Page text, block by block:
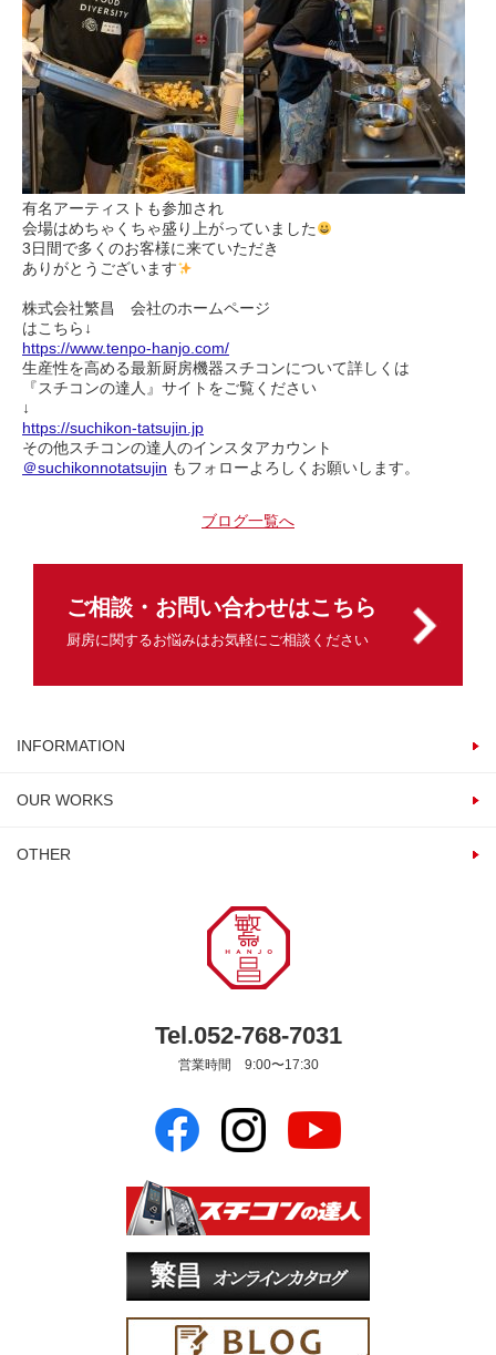
有名アーティストも参加され
会場はめちゃくちゃ盛り上がっていました
3日間で多くのお客様に来ていただき
ありがとうございます
株式会社繁昌 会社のホームページ
はこちら↓
https://www.tenpo-hanjo.com/
生産性を高める最新厨房機器スチコンについて詳しくは
『スチコンの達人』サイトをご覧ください
↓
https://suchikon-tatsujin.jp
その他スチコンの達人のインスタアカウント
＠suchikonnotatsujin もフォローよろしくお願いします。
ブログ一覧へ
ご相談・お問い合わせはこちら
厨房に関するお悩みはお気軽にご相談ください
INFORMATION
OUR WORKS
OTHER
Tel.052-768-7031
営業時間 9:00〜17:30